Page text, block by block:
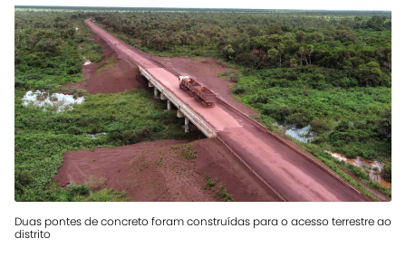
Duas pontes de concreto foram construídas para o acesso terrestre ao
distrito